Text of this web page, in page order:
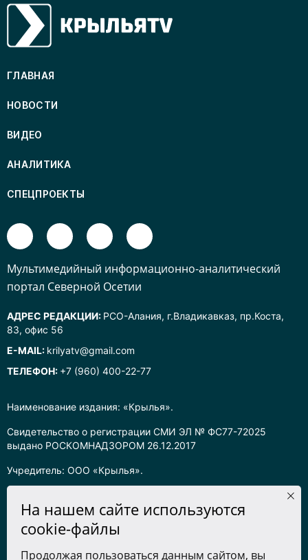
Наименование издания: «Крылья».
Свидетельство о регистрации СМИ ЭЛ № ФС77-72025
выдано РОСКОМНАДЗОРОМ 26.12.2017
Учредитель: ООО «Крылья».
Информация на сайте предназначена для лиц старше 16 лет.
ГЛАВНАЯ
НОВОСТИ
ВИДЕО
АНАЛИТИКА
СПЕЦПРОЕКТЫ
Mультимедийный информационно-аналитический
портал Северной Осетии
АДРЕС РЕДАКЦИИ: РСО-Алания, г.Владикавказ, пр.Коста,
83, офис 56
E-MAIL: krilyatv@gmail.com
ТЕЛЕФОН: +7 (960) 400-22-77
На нашем сайте используются
cookie-файлы
Продолжая пользоваться данным сайтом, вы